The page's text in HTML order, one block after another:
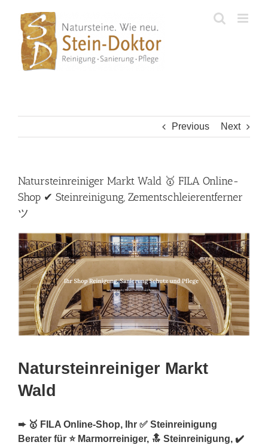
content
Previous Next
Natursteinreiniger Markt Wald 🥇 FILA Online-
Shop ✔ Steinreinigung, Zementschleierentferner
ツ
Natursteinreiniger Markt
Wald
➨ 🥇 FILA Online-Shop, Ihr ✅ Steinreinigung
Berater für ⭐ Marmorreiniger, 🔝 Steinreinigung, ✔️